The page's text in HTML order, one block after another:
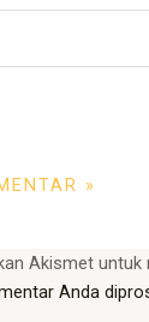
Akismet untuk
Anda